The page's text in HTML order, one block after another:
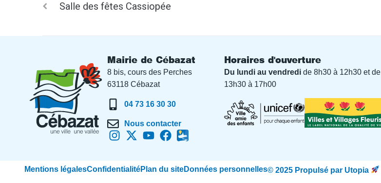
Salle des fêtes Cassiopée
Mairie de Cébazat
8 bis, cours des Perches
63118 Cébazat
04 73 16 30 30
Nous contacter
Horaires d'ouverture
Du lundi au vendredi de 8h30 à 12h30 et de
13h30 à 17h00
Mentions légalesConfidentialitéPlan du siteDonnées personnelles© 2025 Propulsé par Utopia